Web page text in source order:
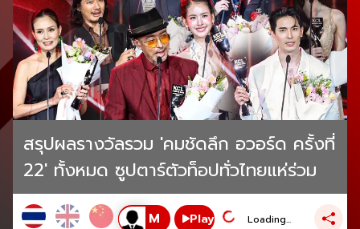
สรุปผลรางวัลรวม 'คมชัดลึก อวอร์ด ครั้งที่
22' ทั้งหมด ซูปตาร์ตัวท็อปทั่วไทยแห่ร่วม
Play Loading...